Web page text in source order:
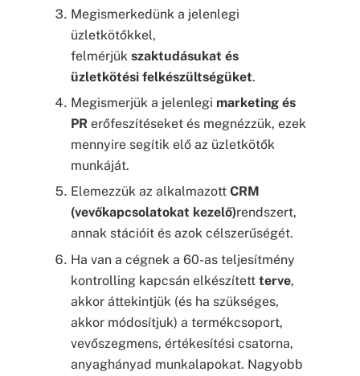
Megismerkedünk a jelenlegi
üzletkötőkkel,
felmérjükszaktudásukat és
üzletkötési felkészültségüket.
Megismerjük a jelenlegi marketing és
PR erőfeszítéseket és megnézzük, ezek
mennyire segítik elő az üzletkötők
munkáját.
Elemezzük az alkalmazottCRM
(vevőkapcsolatokat kezelő)rendszert,
annak stációit és azok célszerűségét.
Ha van a cégnek a 60-as teljesítmény
kontrolling kapcsán elkészítettterve,
akkor áttekintjük (és ha szükséges,
akkor módosítjuk) a termékcsoport,
vevőszegmens, értékesítési csatorna,
anyaghányad munkalapokat. Nagyobb